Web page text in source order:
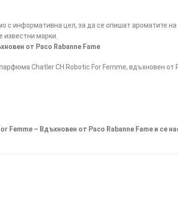
с информативна цел, за да се опишат ароматите
марки.
от Paco Rabanne Fame
Chatler CH Robotic For Femme, вдъхновен от
– Вдъхновен от Paco Rabanne Fame и се